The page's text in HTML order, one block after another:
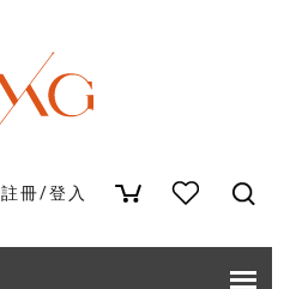
註冊/登入